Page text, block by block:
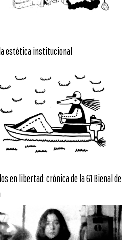
estética institucional
en libertad: crónica de la 61 Bienal de